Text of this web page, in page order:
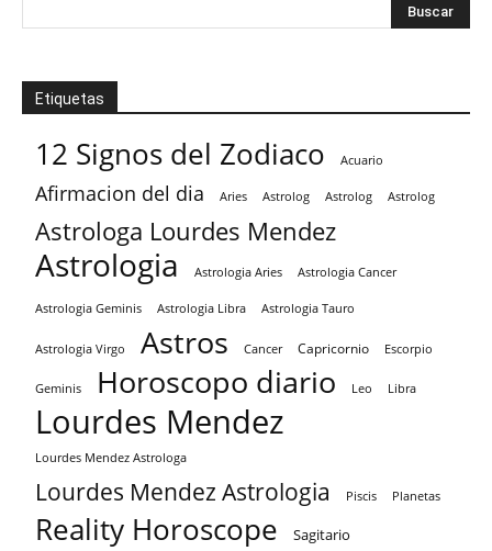
Etiquetas
12 Signos del Zodiaco Acuario
Afirmacion del dia Aries Astrolog Astrolog Astrolog
Astrologa Lourdes Mendez
Astrologia Astrologia Aries Astrologia Cancer
Astrologia Geminis Astrologia Libra Astrologia Tauro
Astrologia Virgo Astros Cancer Capricornio Escorpio
Geminis Horoscopo diario Leo Libra
Lourdes Mendez
Lourdes Mendez Astrologa
Lourdes Mendez Astrologia Piscis Planetas
Reality Horoscope Sagitario